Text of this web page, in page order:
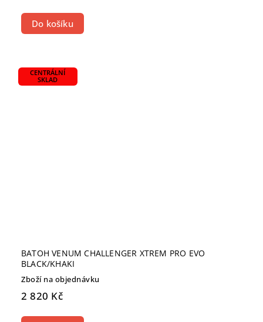
Do košíku
CENTRÁLNÍ
SKLAD
BATOH VENUM CHALLENGER XTREM PRO EVO
BLACK/KHAKI
Zboží na objednávku
2 820 Kč